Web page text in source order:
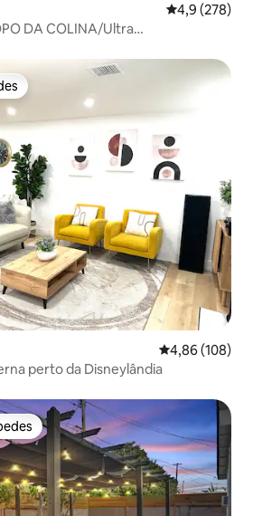
4,9 de uma
4,9 (278)
DA COLINA/Ultra
4,86 de uma
4,86 (108)
perto da Disneylândia
dos hóspedes